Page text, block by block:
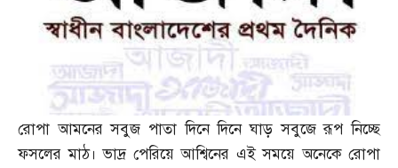
রোপা আমনের সবুজ পাতা দিনে দিনে ঘাড় সবুজে রূপ নিচ্ছে
ফসলের মাঠ। ভাদ্র পেরিয়ে আশ্বিনের এই সময়ে অনেকে রোপা